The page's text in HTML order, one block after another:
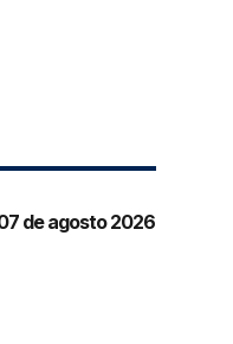
de agosto 2026